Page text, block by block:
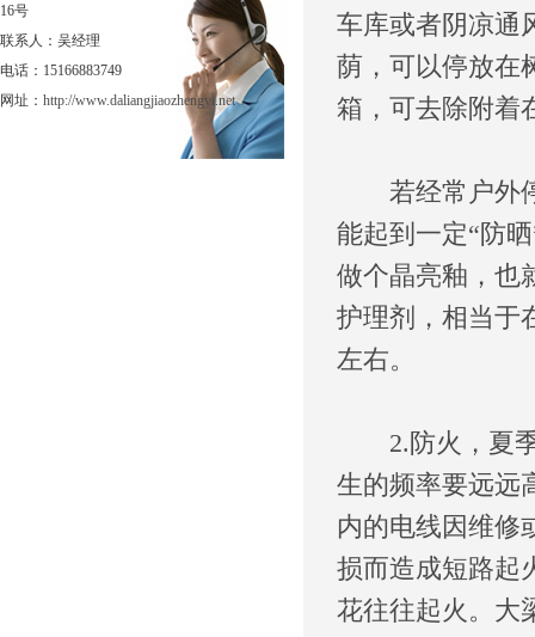
16号
联系人：吴经理
电话：15166883749
网址： http://www.daliangjiaozhengyi.net
车库或者阴凉通
荫，可以停放在
箱，可去除附着
若经常户外停
能起到一定“防
做个晶亮釉，也
护理剂，相当于
左右。
2.防火，夏季
生的频率要远远
内的电线因维修
损而造成短路起
花往往起火。大